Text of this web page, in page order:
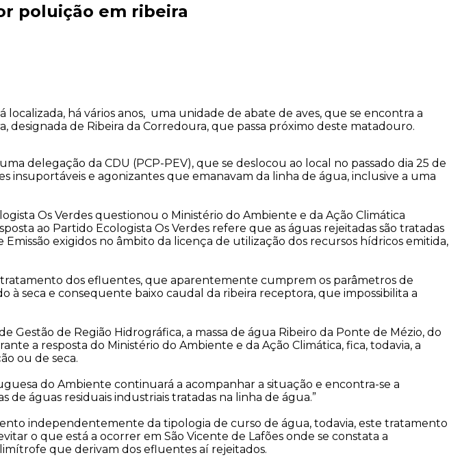
poluição em ribeira
há vários anos, uma unidade de abate de aves, que se encontra a
designada de Ribeira da Corredoura, que passa próximo deste matadouro.
delegação da CDU (PCP-PEV), que se deslocou ao local no passado dia 25 de
e agonizantes que emanavam da linha de água, inclusive a uma
Os Verdes questionou o Ministério do Ambiente e da Ação Climática
ao Partido Ecologista Os Verdes refere que as águas rejeitadas são tratadas
exigidos no âmbito da licença de utilização dos recursos hídricos emitida,
dos efluentes, que aparentemente cumprem os parâmetros de
à seca e consequente baixo caudal da ribeira receptora, que impossibilita a
de Região Hidrográfica, a massa de água Ribeiro da Ponte de Mézio, do
a resposta do Ministério do Ambiente e da Ação Climática, fica, todavia, a
ou de seca.
do Ambiente continuará a acompanhar a situação e encontra-se a
águas residuais industriais tratadas na linha de água.”
independentemente da tipologia de curso de água, todavia, este tratamento
o que está a ocorrer em São Vicente de Lafões onde se constata a
que derivam dos efluentes aí rejeitados.